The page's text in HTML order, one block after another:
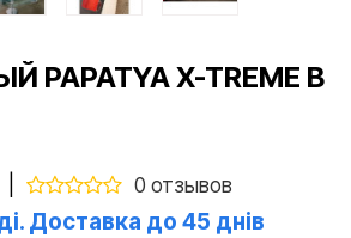
PAPATYA X-TREME B
0 отзывов
Доставка до 45 днів